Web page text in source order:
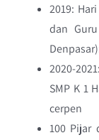
2019:
dan
2020-
SMP K 1
cerpen
100 Pijar